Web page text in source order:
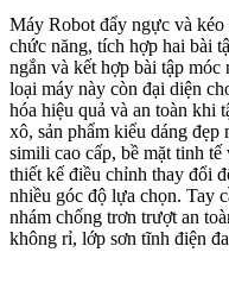
Máy Robot đẩy ngực và
chức năng, tích hợp hai bài
ngắn và kết hợp bài tập
loại máy này còn đại diện
hóa hiệu quả và an toàn khi
xô, sản phẩm kiểu dáng
simili cao cấp, bề mặt tinh
thiết kế điều chỉnh thay đổi
nhiều góc độ lựa chọn. Tay
nhám chống trơn trượt an
không rỉ, lớp sơn tĩnh điện